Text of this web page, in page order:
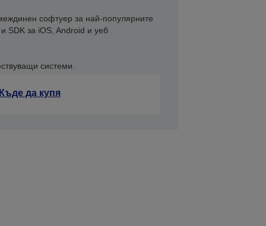
софтуер за най-популярните
SDK за iOS, Android и уеб
системи.
да купя